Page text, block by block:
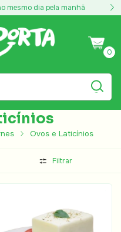
mesmo dia pela manhã
0
Ovos e Laticínios
Filtrar